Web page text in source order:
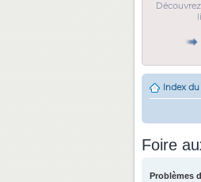
Index
Foire
Problèmes